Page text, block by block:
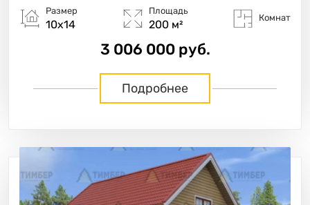
Размер
10х14
Площадь
200 м²
Комнат
3 006 000 руб.
Подробнее